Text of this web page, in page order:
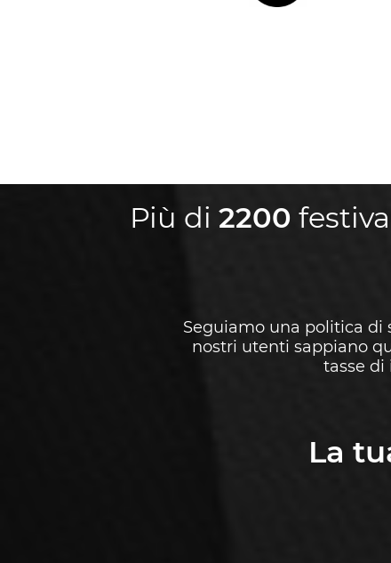
Più di 2200
Seguiamo una politica di
nostri utenti sappiano
tasse di
La